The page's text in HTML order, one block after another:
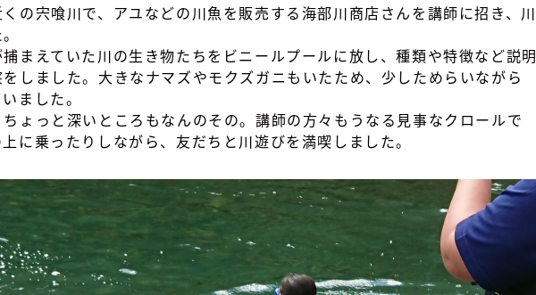
の宍喰川で、アユなどの川魚を販売する海部川商店さんを講師に招き、川
まえていた川の生き物たちをビニールプールに放し、種類や特徴など説明
しました。大きなナマズやモクズガニもいたため、少しためらいながら
ました。
ょっと深いところもなんのその。講師の方々もうなる見事なクロールで
に乗ったりしながら、友だちと川遊びを満喫しました。